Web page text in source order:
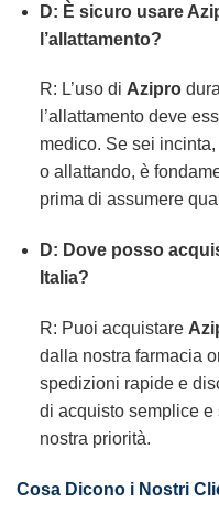
D: È sicuro usare
l’allattamento?
R: L’uso di Azipro
l’allattamento deve
medico. Se sei
o allattando, è
prima di assumere
D: Dove posso
Italia?
R: Puoi acquistare
dalla nostra farmacia
spedizioni rapide e
di acquisto semplice e
nostra priorità.
Cosa Dicono i Nostri